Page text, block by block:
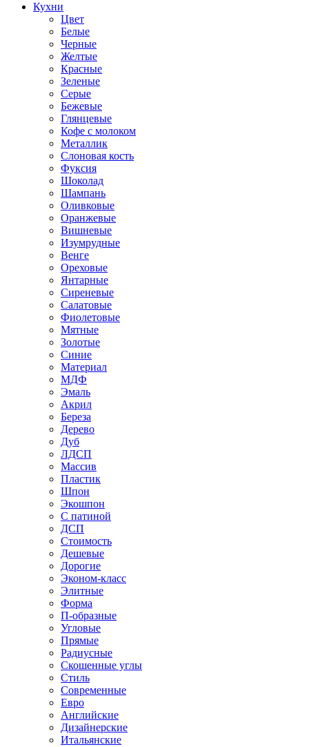
Кухни
Цвет
Белые
Черные
Желтые
Красные
Зеленые
Серые
Бежевые
Глянцевые
Кофе с молоком
Металлик
Слоновая кость
Фуксия
Шоколад
Шампань
Оливковые
Оранжевые
Вишневые
Изумрудные
Венге
Ореховые
Янтарные
Сиреневые
Салатовые
Фиолетовые
Мятные
Золотые
Синие
Материал
МДФ
Эмаль
Акрил
Береза
Дерево
Дуб
ЛДСП
Массив
Пластик
Шпон
Экошпон
С патиной
ДСП
Стоимость
Дешевые
Дорогие
Эконом-класс
Элитные
Форма
П-образные
Угловые
Прямые
Радиусные
Скошенные углы
Стиль
Современные
Евро
Английские
Дизайнерские
Итальянские